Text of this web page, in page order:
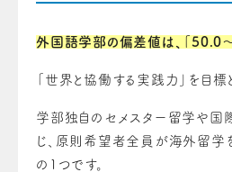
外国語学部の偏差値は、「50.0
「世界と協働する実践力」を目標と
学部独自のセメスター留学や国
じ、原則希望者全員が海外留学
の1つです。